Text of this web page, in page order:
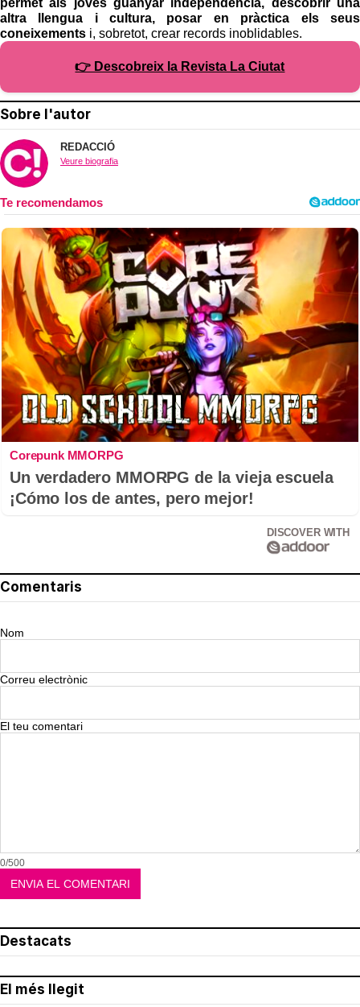
altra llengua i cultura, posar en pràctica els seus
coneixements i, sobretot, crear records inoblidables.
👉 Descobreix la Revista La Ciutat
Sobre l'autor
REDACCIÓ
Veure biografia
Corepunk MMORPG
Un verdadero MMORPG de la vieja escuela
¡Cómo los de antes, pero mejor!
DISCOVER WITH
Comentaris
Nom
Correu electrònic
El teu comentari
0/500
Destacats
El més llegit